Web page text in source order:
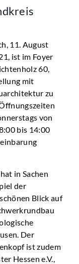
11. August
ist im Foyer
60,
mit
zu
von
bis 14:00
in Sachen
der
Blick auf
Der
ist zudem
Hessen e.V.,